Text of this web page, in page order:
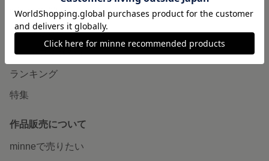
minneで買いたい
作品をさがす
ショップをさがす
ランキング
特集
作品販売について
minneで売りたい